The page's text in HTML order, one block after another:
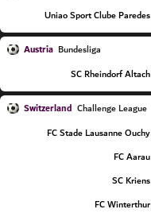
Uniao Sport Clube Paredes
Austria Bundesliga
SC Rheindorf Altach
Switzerland Challenge League
FC Stade Lausanne Ouchy
FC Aarau
SC Kriens
FC Winterthur